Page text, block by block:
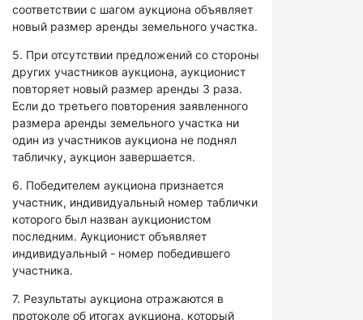
соответствии с шагом аукциона объявляет
новый размер аренды земельного участка.
5. При отсутствии предложений со стороны
других участников аукциона, аукционист
повторяет новый размер аренды 3 раза.
Если до третьего повторения заявленного
размера аренды земельного участка ни
один из участников аукциона не поднял
табличку, аукцион завершается.
6. Победителем аукциона признается
участник, индивидуальный номер таблички
которого был назван аукционистом
последним. Аукционист объявляет
индивидуальный - номер победившего
участника.
7. Результаты аукциона отражаются в
протоколе об итогах аукциона, который